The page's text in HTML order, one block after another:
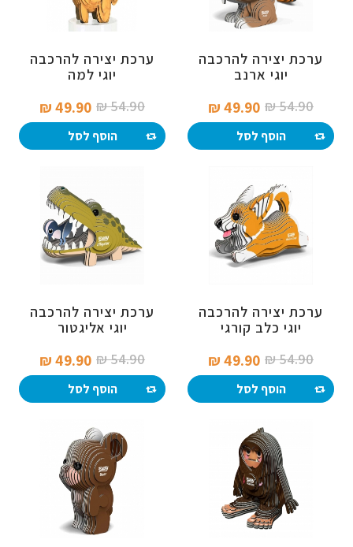
ערכת יצירה להרכבה
יוגי ארנב
54.90 ₪‎
49.90 ₪‎
הוסף לסל
ערכת יצירה להרכבה
יוגי למה
54.90 ₪‎
49.90 ₪‎
הוסף לסל
ערכת יצירה להרכבה
יוגי כלב קורגי
54.90 ₪‎
49.90 ₪‎
הוסף לסל
ערכת יצירה להרכבה
יוגי אליגטור
54.90 ₪‎
49.90 ₪‎
הוסף לסל